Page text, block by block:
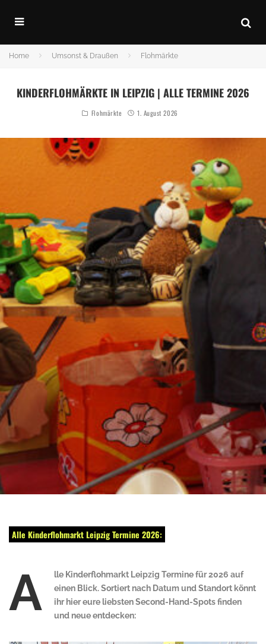
Home Umsonst & Draußen Flohmärkte
KINDERFLOHMÄRKTE IN LEIPZIG | ALLE TERMINE 2026
Flohmärkte 1. August 2026
Alle Kinderflohmarkt Leipzig Termine 2026:
A
lle Kinderflohmarkt Leipzig Termine für 2026 auf
einen Blick. Sortiert nach Datum und Standort könnt
ihr hier eure liebsten Second-Hand-Spots finden
und neue entdecken: